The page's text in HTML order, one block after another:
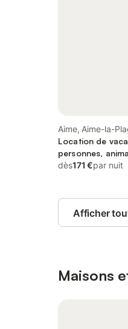
Aime, Aime-la-
Location de
personnes,
dès171 €par nuit
Afficher
Maisons